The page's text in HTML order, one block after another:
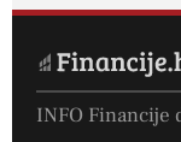
INFO Financije